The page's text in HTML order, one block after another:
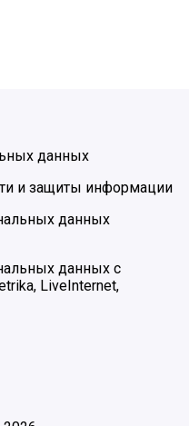
данных
и защиты информации
данных
данных с
LiveInternet,